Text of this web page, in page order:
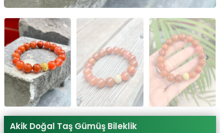
Akik Doğal Taş Gümüş Bileklik